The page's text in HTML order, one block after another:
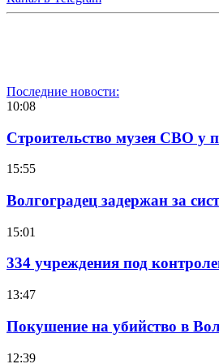
Последние новости:
10:08
Строительство музея СВО
15:55
Волгоградец задержан за
15:01
334 учреждения под
13:47
Покушение на убийство в
12:39